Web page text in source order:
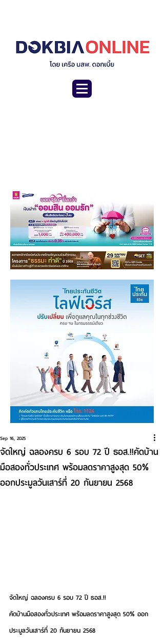
จัดใหญ่ ฉลองครบ 6 รอบ 72 ปี ธอส.!!คัดบ้าน
มือสองทั่วประเทศ พร้อมลดราคาสูงสุด 50%
ออกประมูลวันเสาร์ที่ 20 กันยายน 2568
Sep 16, 2025
จัดใหญ่ ฉลองครบ 6 รอบ 72 ปี ธอส.!!
คัดบ้านมือสองทั่วประเทศ พร้อมลดราคาสูงสุด 50% ออก
ประมูลวันเสาร์ที่ 20 กันยายน 2568